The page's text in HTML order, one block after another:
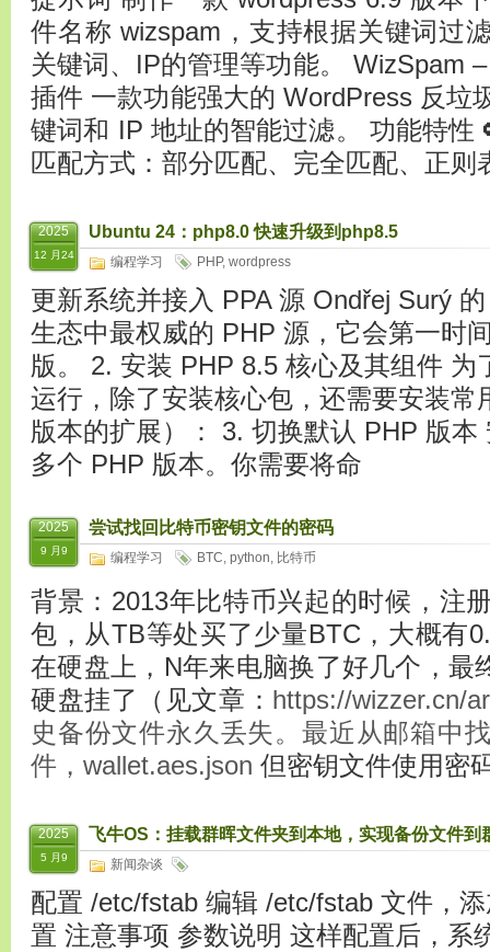
件名称 wizspam，支持根据关键词过
关键词、IP的管理等功能。 WizSpam
插件 一款功能强大的 WordPress 反垃
键词和 IP 地址的智能过滤。 功能特性
匹配方式：部分匹配、完全匹配、正则
2025
12 月24
Ubuntu 24：php8.0 快速升级到php8.5
编程学习 PHP, wordpress
更新系统并接入 PPA 源 Ondřej Surý
生态中最权威的 PHP 源，它会第一时
版。 2. 安装 PHP 8.5 核心及其组件 为
运行，除了安装核心包，还需要安装常
版本的扩展）： 3. 切换默认 PHP 版
多个 PHP 版本。你需要将命
2025
9 月9
尝试找回比特币密钥文件的密码
编程学习 BTC, python, 比特币
背景：2013年比特币兴起的时候，注
包，从TB等处买了少量BTC，大概有
在硬盘上，N年来电脑换了好几个，最
硬盘挂了（见文章： https://wizzer.cn/
史备份文件永久丢失。最近从邮箱中
件，wallet.aes.json 但密钥文件使用密
2025
5 月9
飞牛OS：挂载群晖文件夹到本地，实现备份文件到
新闻杂谈
配置 /etc/fstab 编辑 /etc/fstab 文件，
置 注意事项 参数说明 这样配置后，系